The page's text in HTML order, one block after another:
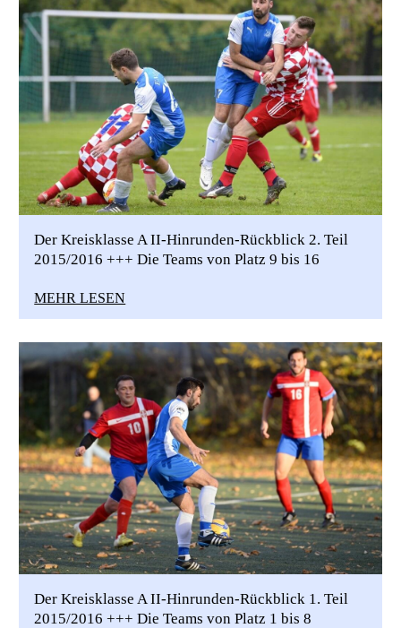
Der Kreisklasse A II-Hinrunden-Rückblick 2. Teil
2015/2016 +++ Die Teams von Platz 9 bis 16
MEHR LESEN
Der Kreisklasse A II-Hinrunden-Rückblick 1. Teil
2015/2016 +++ Die Teams von Platz 1 bis 8